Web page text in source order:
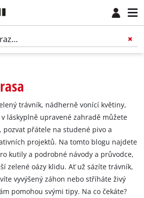
trávník, nádherně vonící květiny,
láskyplně upravené zahradě můžete
pozvat přátele na studené pivo a
projektů. Na tomto blogu najdete
kutily a podrobné návody a průvodce,
zelené oázy klidu. Ať už sázíte trávník,
vyvýšený záhon nebo stříháte živý
pomohou svými tipy. Na co čekáte?